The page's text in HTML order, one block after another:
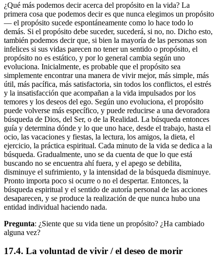
¿Qué más podemos decir acerca del propósito en la vida? La
primera cosa que podemos decir es que nunca elegimos un propósito
— el propósito sucede espontáneamente como lo hace todo lo
demás. Si el propósito debe suceder, sucederá, si no, no. Dicho esto,
también podemos decir que, si bien la mayoría de las personas son
infelices si sus vidas parecen no tener un sentido o propósito, el
propósito no es estático, y por lo general cambia según uno
evoluciona. Inicialmente, es probable que el propósito sea
simplemente encontrar una manera de vivir mejor, más simple, más
útil, más pacífica, más satisfactoria, sin todos los conflictos, el estrés
y la insatisfacción que acompañan a la vida impulsados por los
temores y los deseos del ego. Según uno evoluciona, el propósito
puede volverse más específico, y puede reducirse a una devoradora
búsqueda de Dios, del Ser, o de la Realidad. La búsqueda entonces
guía y determina dónde y lo que uno hace, desde el trabajo, hasta el
ocio, las vacaciones y fiestas, la lectura, los amigos, la dieta, el
ejercicio, la práctica espiritual. Cada minuto de la vida se dedica a la
búsqueda. Gradualmente, uno se da cuenta de que lo que está
buscando no se encuentra ahí fuera, y el apego se debilita,
disminuye el sufrimiento, y la intensidad de la búsqueda disminuye.
Pronto importa poco si ocurre o no el despertar. Entonces, la
búsqueda espiritual y el sentido de autoría personal de las acciones
desaparecen, y se produce la realización de que nunca hubo una
entidad individual haciendo nada.
Pregunta: ¿Siente que su vida tiene un propósito? ¿Ha cambiado
alguna vez?
17.4. La voluntad de vivir / el deseo de morir